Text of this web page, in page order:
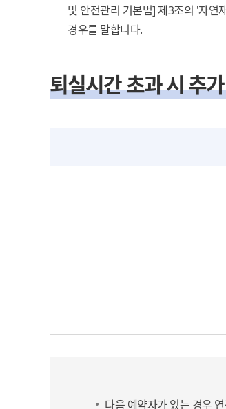
및 안전관리 기본법] 제3조의 '자연
경우를 말합니다.
퇴실시간 초과 시 추
다음 예약자가 있는 경우